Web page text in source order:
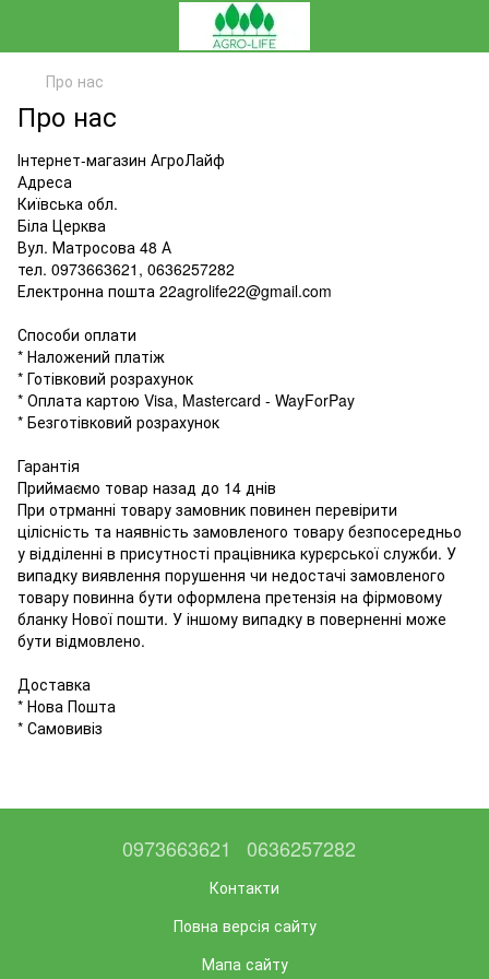
Про нас
Про нас
Інтернет-магазин АгроЛайф
Адреса
Київська обл.
Біла Церква
Вул. Матросова 48 А
тел. 0973663621, 0636257282
Електронна пошта 22agrolife22@gmail.com
Способи оплати
* Наложений платіж
* Готівковий розрахунок
* Оплата картою Visa, Mastercard - WayForPay
* Безготівковий розрахунок
Гарантія
Приймаємо товар назад до 14 днів
При отрманні товару замовник повинен перевірити
цілісність та наявність замовленого товару безпосередньо
у відділенні в присутності працівника курєрської служби. У
випадку виявлення порушення чи недостачі замовленого
товару повинна бути оформлена претензія на фірмовому
бланку Нової пошти. У іншому випадку в поверненні може
бути відмовлено.
Доставка
* Нова Пошта
* Самовивіз
0973663621 0636257282
Контакти
Повна версія сайту
Мапа сайту